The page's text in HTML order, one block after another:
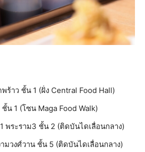
ร้าว ชั้น 1 (ฝั่ง Central Food Hall)
น 1 (โซน Maga Food Walk)
พระราม3 ชั้น 2 (ติดบันไดเลื่อนกลาง)
มวงศ์วาน ชั้น 5 (ติดบันไดเลื่อนกลาง)